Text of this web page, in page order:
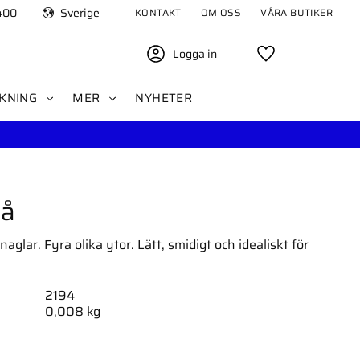
Sverige KONTAKT OM OSS VÅRA BUTIKER
Logga in
MER NYHETER
Fyra olika ytor. Lätt, smidigt och idealiskt för
2194
0,008 kg